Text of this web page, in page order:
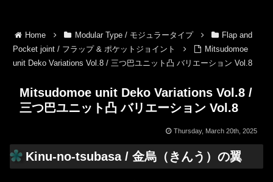
Home Modular Type / モジュラータイプ
Flap and
Pocket joint / フラップ & ポケットジョイント
Mitsudomoe
unit Deko Variations Vol.8 / 三つ巴ユニット凸 バリエーション Vol.8
Mitsudomoe unit Deko Variations Vol.8 /
三つ巴ユニット凸 バリエーション Vol.8
Thursday, March 20th, 2025
Kinu-no-tsubasa / 金烏（きんう）の翼